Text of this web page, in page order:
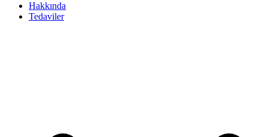
Hakkında
Tedaviler